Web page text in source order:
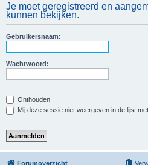
Je moet geregistreerd en
kunnen bekijken.
Gebruikersnaam:
Wachtwoord:
Onthouden
Mij deze sessie niet weergeven in de lijst
Forumoverzicht